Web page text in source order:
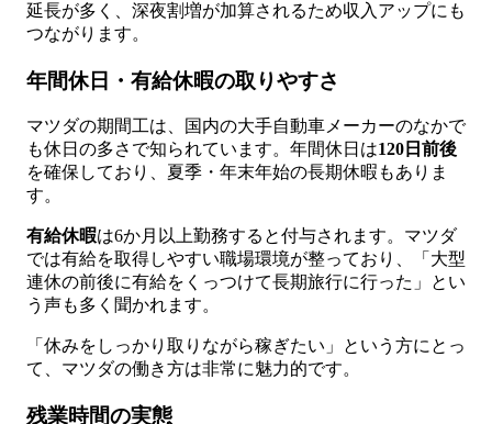
延長が多く、深夜割増が加算されるため収入アップにも
つながります。
年間休日・有給休暇の取りやすさ
マツダの期間工は、国内の大手自動車メーカーのなかで
も休日の多さで知られています。年間休日は120日前後
を確保しており、夏季・年末年始の長期休暇もありま
す。
有給休暇は6か月以上勤務すると付与されます。マツダ
では有給を取得しやすい職場環境が整っており、「大型
連休の前後に有給をくっつけて長期旅行に行った」とい
う声も多く聞かれます。
「休みをしっかり取りながら稼ぎたい」という方にとっ
て、マツダの働き方は非常に魅力的です。
残業時間の実態